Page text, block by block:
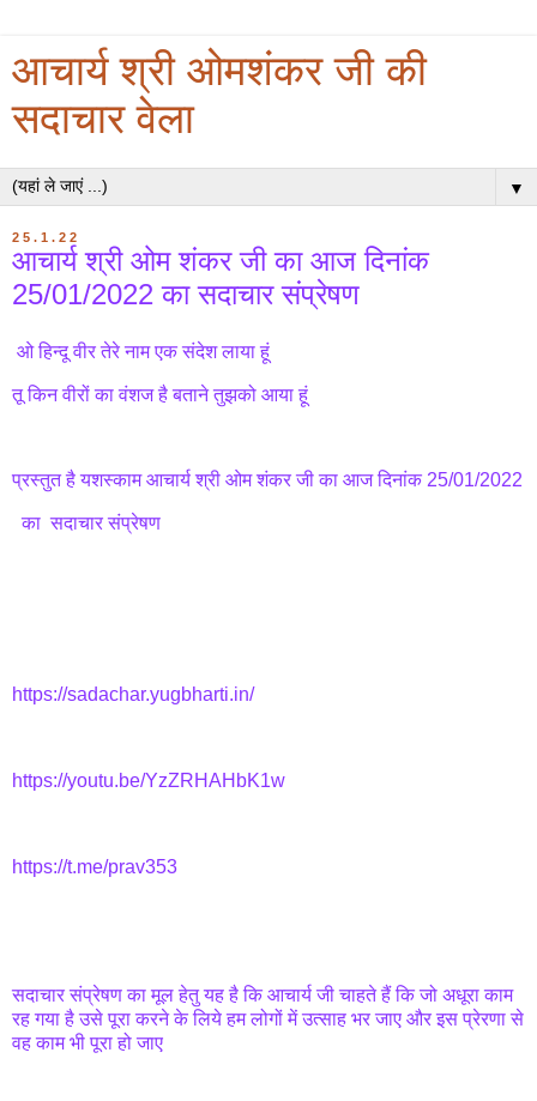
आचार्य श्री ओमशंकर जी की
सदाचार वेला
▼
25.1.22
आचार्य श्री ओम शंकर जी का आज दिनांक
25/01/2022 का सदाचार संप्रेषण
ओ हिन्दू वीर तेरे नाम एक संदेश लाया हूं
तू किन वीरों का वंशज है बताने तुझको आया हूं
प्रस्तुत है यशस्काम आचार्य श्री ओम शंकर जी का आज दिनांक 25/01/2022
का सदाचार संप्रेषण
https://sadachar.yugbharti.in/
https://youtu.be/YzZRHAHbK1w
https://t.me/prav353
सदाचार संप्रेषण का मूल हेतु यह है कि आचार्य जी चाहते हैं कि जो अधूरा काम
रह गया है उसे पूरा करने के लिये हम लोगों में उत्साह भर जाए और इस प्रेरणा से
वह काम भी पूरा हो जाए